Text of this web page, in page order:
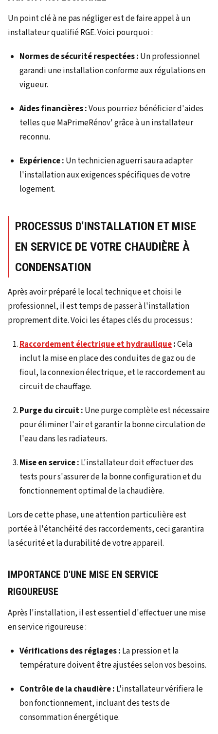
Un point clé à ne pas négliger est de faire appel à un
installateur qualifié RGE. Voici pourquoi :
Normes de sécurité respectées : Un professionnel
garandi une installation conforme aux régulations en
vigueur.
Aides financières :Vous pourriez bénéficier d'aides
telles que MaPrimeRénov' grâce à un installateur
reconnu.
Expérience : Un technicien aguerri saura adapter
l'installation aux exigences spécifiques de votre
logement.
PROCESSUS D'INSTALLATION ET MISE
EN SERVICE DE VOTRE CHAUDIÈRE À
CONDENSATION
Après avoir préparé le local technique et choisi le
professionnel, il est temps de passer à l'installation
proprement dite. Voici les étapes clés du processus :
Raccordement électrique et hydraulique:Cela
inclut la mise en place des conduites de gaz ou de
fioul, la connexion électrique, et le raccordement au
circuit de chauffage.
Purge du circuit : Une purge complète est nécessaire
pour éliminer l'air et garantir la bonne circulation de
l'eau dans les radiateurs.
Mise en service : L'installateur doit effectuer des
tests pour s'assurer de la bonne configuration et du
fonctionnement optimal de la chaudière.
Lors de cette phase, une attention particulière est
portée à l'étanchéité des raccordements, ceci garantira
la sécurité et la durabilité de votre appareil.
IMPORTANCE D'UNE MISE EN SERVICE
RIGOUREUSE
Après l'installation, il est essentiel d'effectuer une mise
en service rigoureuse :
Vérifications des réglages : La pression et la
température doivent être ajustées selon vos besoins.
Contrôle de la chaudière : L'installateur vérifiera le
bon fonctionnement, incluant des tests de
consommation énergétique.